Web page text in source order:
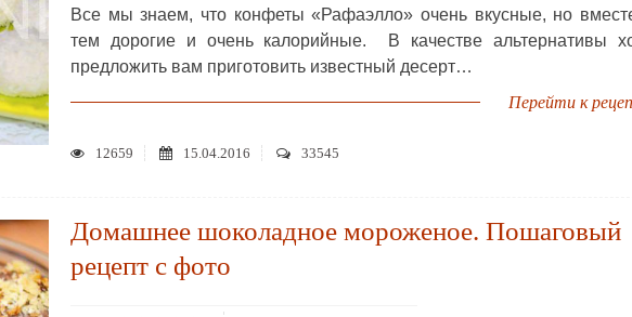
Все мы знаем, что конфеты «Рафаэлло» очень вкусные, но
тем дорогие и очень калорийные. В качестве альтернативы
предложить вам приготовить известный десерт…
Перейти к
12659 15.04.2016 33545
Домашнее шоколадное мороженое. Пошаговый
рецепт с фото